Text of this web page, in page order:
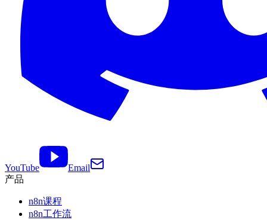
YouTube
Email
产品
n8n课程
n8n工作流